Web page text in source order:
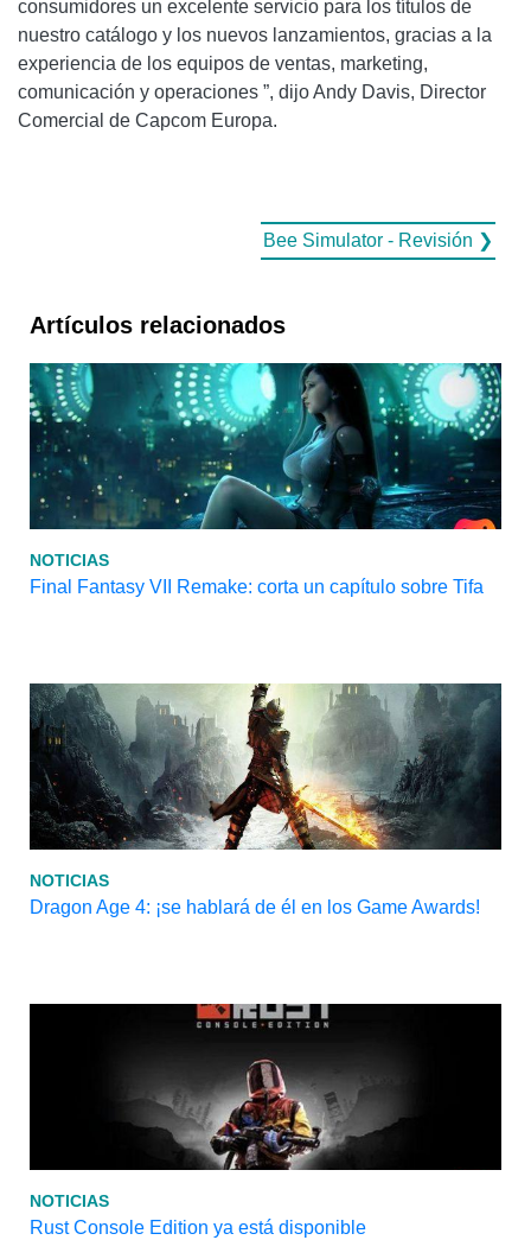
consumidores un excelente servicio para los títulos de
nuestro catálogo y los nuevos lanzamientos, gracias a la
experiencia de los equipos de ventas, marketing,
comunicación y operaciones ”, dijo Andy Davis, Director
Comercial de Capcom Europa.
Bee Simulator - Revisión ❯
Artículos relacionados
NOTICIAS
Final Fantasy VII Remake: corta un capítulo sobre Tifa
NOTICIAS
Dragon Age 4: ¡se hablará de él en los Game Awards!
NOTICIAS
Rust Console Edition ya está disponible